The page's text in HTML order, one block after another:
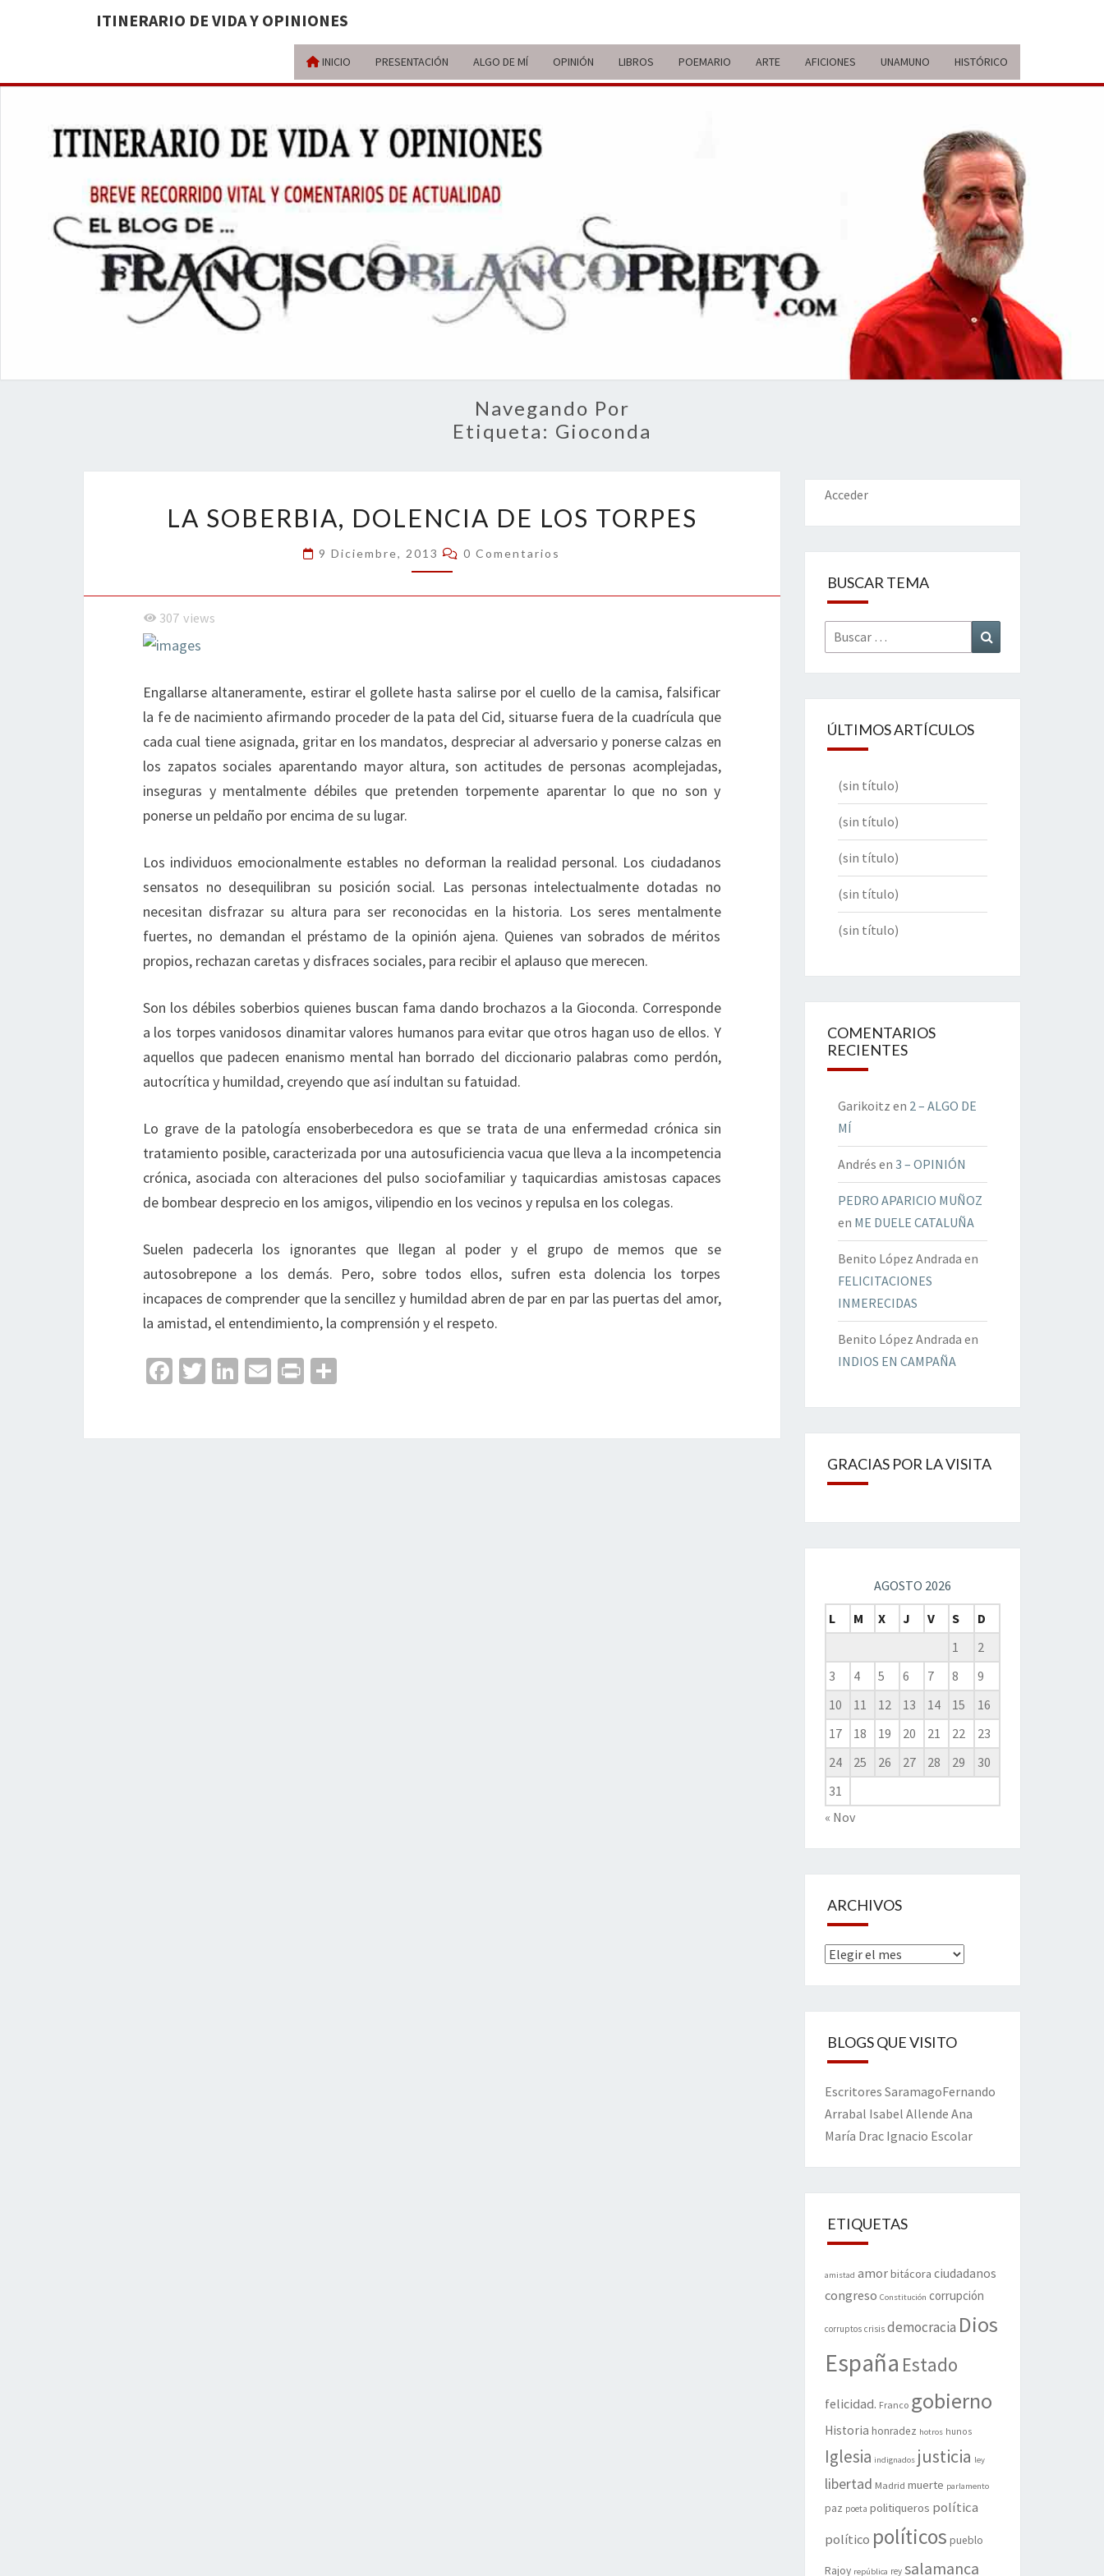
ITINERARIO DE VIDA Y OPINIONES
INICIO PRESENTACIÓN ALGO DE MÍ OPINIÓN LIBROS POEMARIO ARTE AFICIONES UNAMUNO HISTÓRICO
ITINERARIO
DE VIDA Y
OPINIONES
BREVE
RECORRIDO
VITAL Y
COMENTARIOS
ACTUALIDAD
Navegando Por
Etiqueta: Gioconda
SOBERBIA,
DOLENCIA
DE
LOS
LA SOBERBIA, DOLENCIA DE LOS TORPES
9 Diciembre, 2013 Comentarios
0 Comentarios
307 views
Engallarse altaneramente, estirar el gollete hasta salirse por el cuello de la camisa, falsificar
la fe de nacimiento afirmando proceder de la pata del Cid, situarse fuera de la cuadrícula que
cada cual tiene asignada, gritar en los mandatos, despreciar al adversario y ponerse calzas en
los zapatos sociales aparentando mayor altura, son actitudes de personas acomplejadas,
inseguras y mentalmente débiles que pretenden torpemente aparentar lo que no son y
ponerse un peldaño por encima de su lugar.
Los individuos emocionalmente estables no deforman la realidad personal. Los ciudadanos
sensatos no desequilibran su posición social. Las personas intelectualmente dotadas no
necesitan disfrazar su altura para ser reconocidas en la historia. Los seres mentalmente
fuertes, no demandan el préstamo de la opinión ajena. Quienes van sobrados de méritos
propios, rechazan caretas y disfraces sociales, para recibir el aplauso que merecen.
Son los débiles soberbios quienes buscan fama dando brochazos a la Gioconda. Corresponde
a los torpes vanidosos dinamitar valores humanos para evitar que otros hagan uso de ellos. Y
aquellos que padecen enanismo mental han borrado del diccionario palabras como perdón,
autocrítica y humildad, creyendo que así indultan su fatuidad.
Lo grave de la patología ensoberbecedora es que se trata de una enfermedad crónica sin
tratamiento posible, caracterizada por una autosuficiencia vacua que lleva a la incompetencia
crónica, asociada con alteraciones del pulso sociofamiliar y taquicardias amistosas capaces
de bombear desprecio en los amigos, vilipendio en los vecinos y repulsa en los colegas.
Suelen padecerla los ignorantes que llegan al poder y el grupo de memos que se
autosobrepone a los demás. Pero, sobre todos ellos, sufren esta dolencia los torpes
incapaces de comprender que la sencillez y humildad abren de par en par las puertas del amor,
la amistad, el entendimiento, la comprensión y el respeto.
Fa T
Li
E
Pr
Acceder
BUSCAR TEMA
Buscar
por:
ÚLTIMOS ARTÍCULOS
(sin título)
(sin título)
(sin título)
(sin título)
(sin título)
COMENTARIOS
RECIENTES
Garikoitz en 2 – ALGO DE
MÍ
Andrés en 3 – OPINIÓN
PEDRO APARICIO MUÑOZ
en ME DUELE CATALUÑA
Benito López Andrada en
FELICITACIONES
INMERECIDAS
Benito López Andrada en
INDIOS EN CAMPAÑA
GRACIAS POR LA VISITA
AGOSTO 2026
L
M X J V S
D
1
2
3
4 5 6 7 8
9
10
11 12 13 14 15
16
17
18 19 20 21 22
23
24
25 26 27 28 29
30
31
« Nov
ARCHIVOS
Archivos
BLOGS QUE VISITO
Escritores SaramagoFernando
Arrabal Isabel Allende Ana
María Drac Ignacio Escolar
ETIQUETAS
amistad amorbitácora ciudadanos
congreso Constitución corrupción
corruptos crisis democracia Dios
España Estado
felicidad. Franco gobierno
Historia honradez hotros hunos
Iglesia indignados justicia ley
libertad Madrid muerte parlamento
paz poeta politiqueros política
político políticos pueblo
Rajoy república rey salamanca